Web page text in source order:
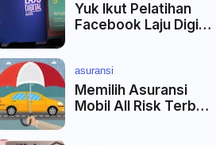
Yuk Ikut Pelatihan
Facebook Laju Digital
asuransi
Memilih Asuransi
Mobil All Risk Terbaik